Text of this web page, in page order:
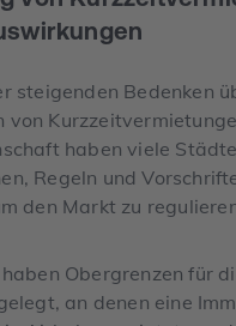
steigenden Bedenken
von
haben viele
Regeln und
den Markt zu
Obergrenzen für
an denen eine